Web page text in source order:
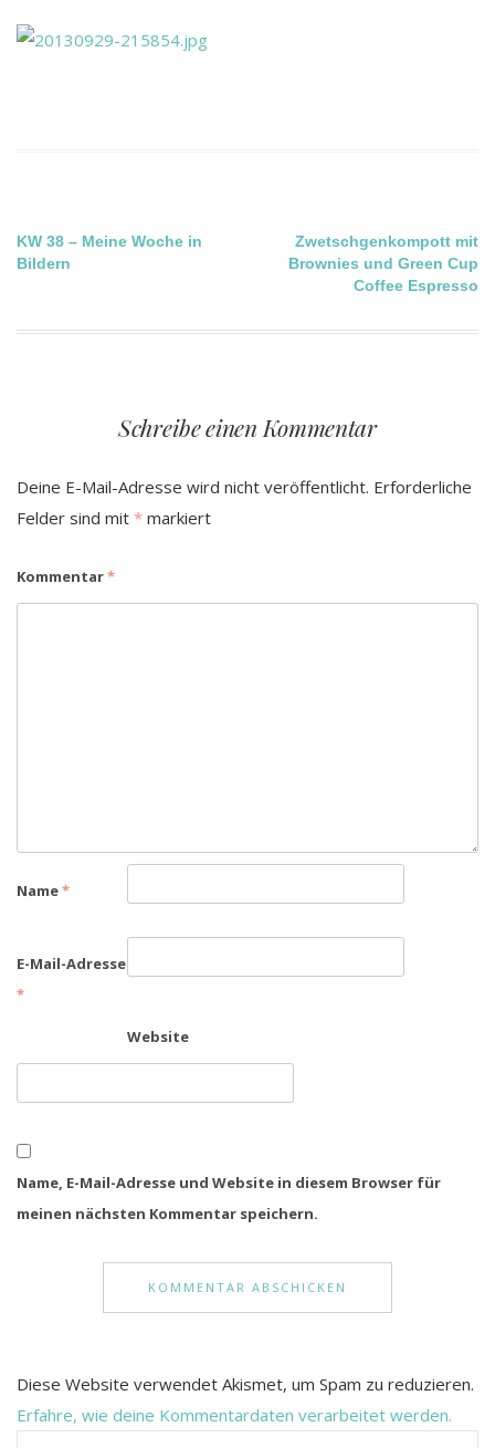
Beitragsnavigation
KW 38 – Meine Woche in
Bildern
Zwetschgenkompott mit
Brownies und Green Cup
Coffee Espresso
Schreibe einen Kommentar
Deine E-Mail-Adresse wird nicht veröffentlicht. Erforderliche
Felder sind mit * markiert
Kommentar*
Name*
E-Mail-Adresse
*
Website
Name, E-Mail-Adresse und Website in diesem Browser für
meinen nächsten Kommentar speichern.
Diese Website verwendet Akismet, um Spam zu reduzieren.
Erfahre, wie deine Kommentardaten verarbeitet werden.